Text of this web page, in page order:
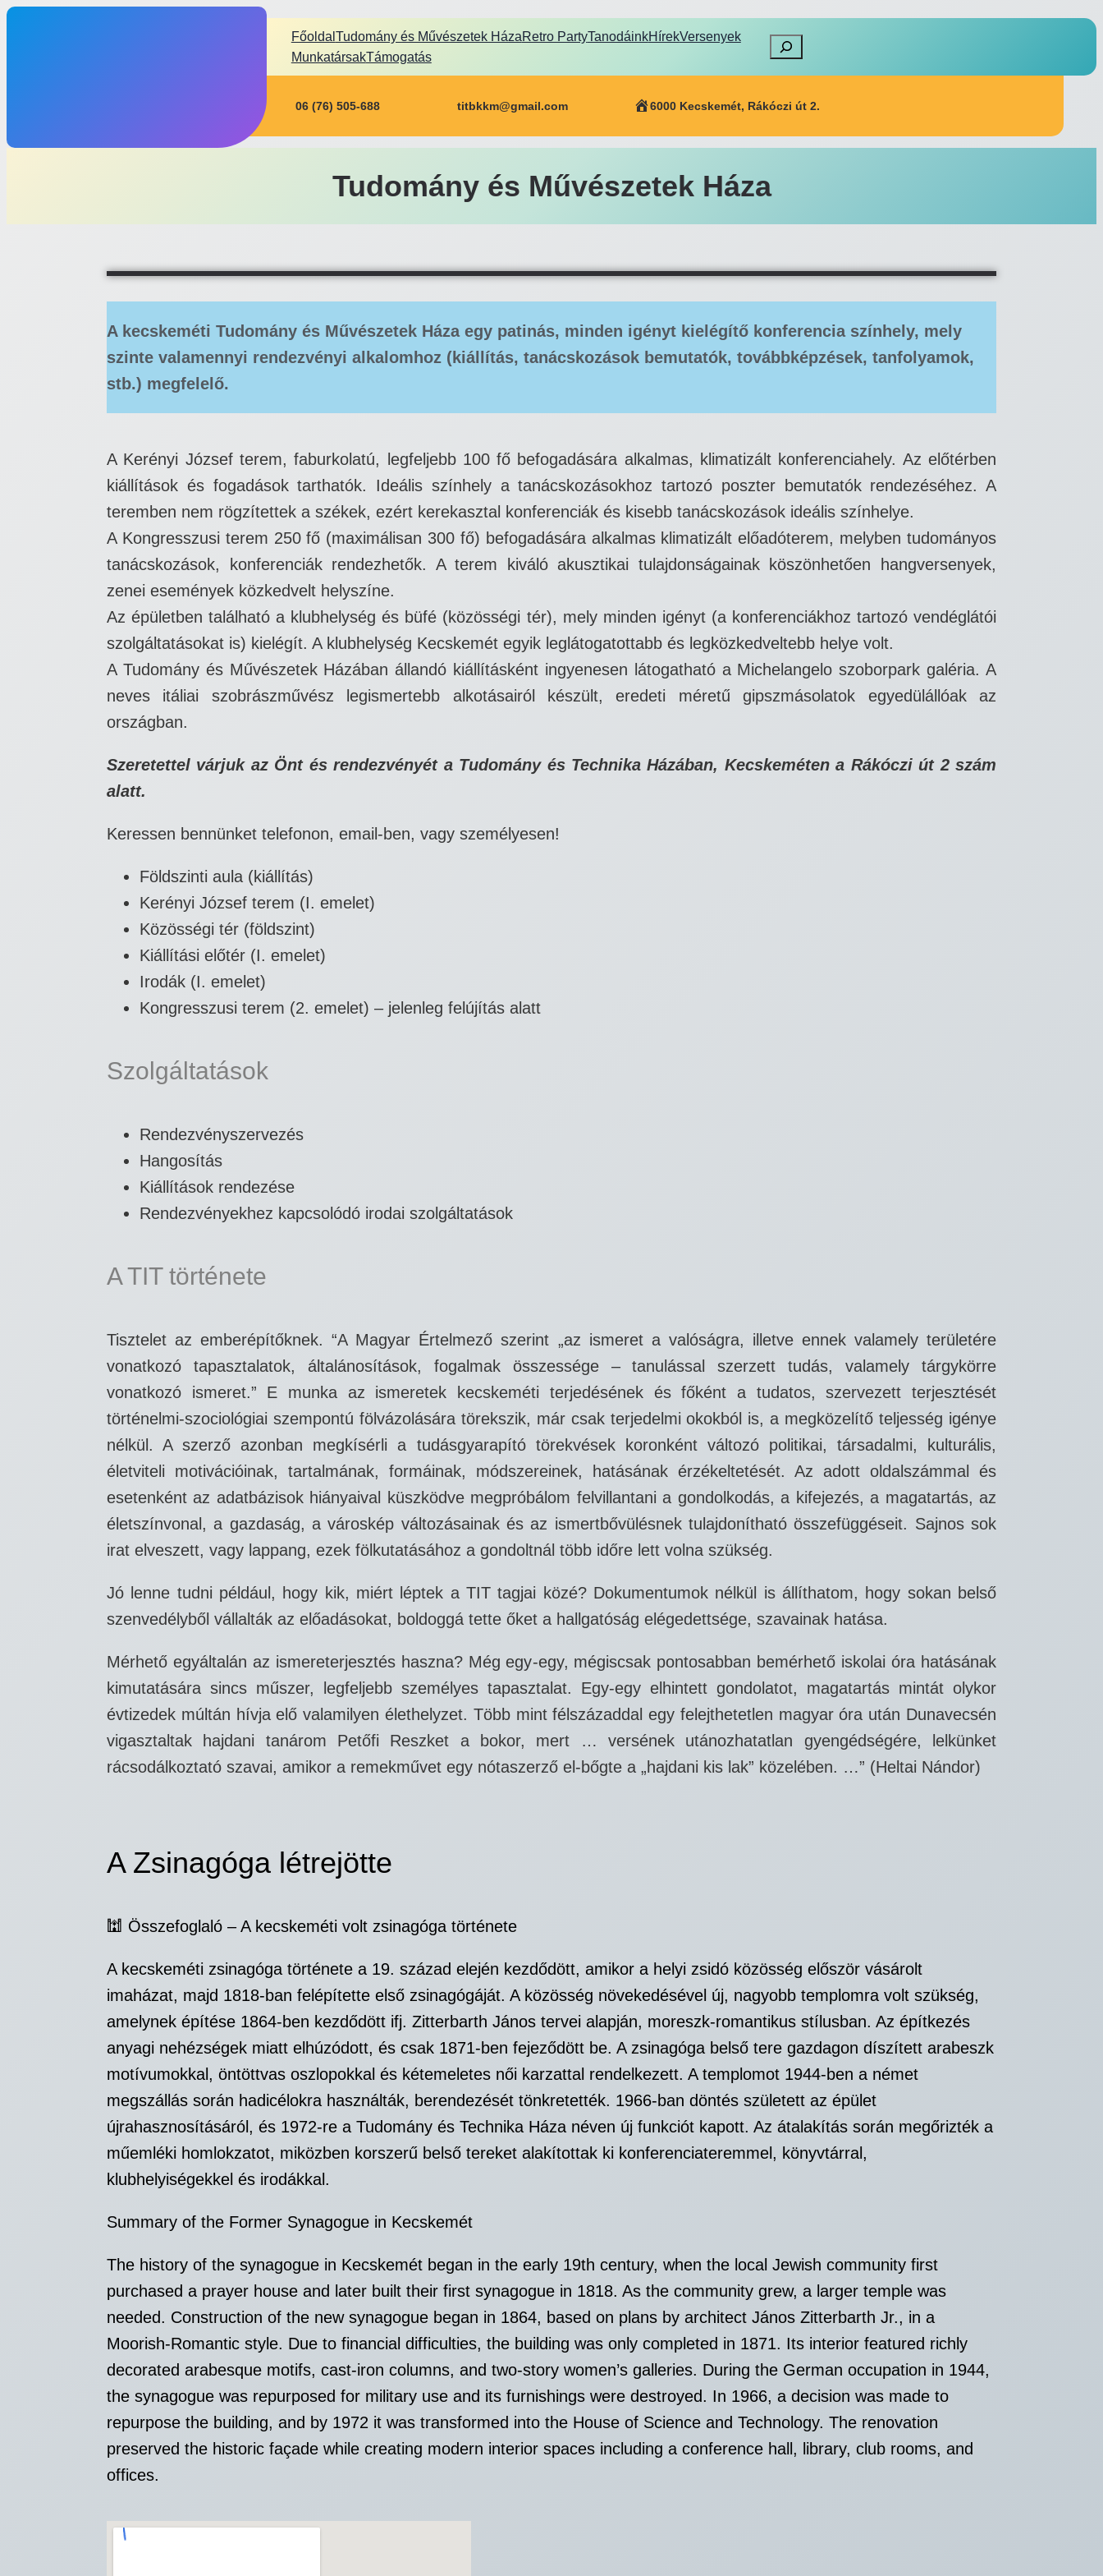
Főoldal Tudomány és Művészetek HázaRetro PartyTanodáinkHírekVersenyek
MunkatársakTámogatás
06 (76) 505-688 titbkkm@gmail.com 6000 Kecskemét, Rákóczi út 2.
Tudomány és Művészetek Háza
A kecskeméti Tudomány és Művészetek Háza egy patinás, minden igényt kielégítő konferencia színhely, mely
szinte valamennyi rendezvényi alkalomhoz (kiállítás, tanácskozások bemutatók, továbbképzések, tanfolyamok,
stb.) megfelelő.
A Kerényi József terem, faburkolatú, legfeljebb 100 fő befogadására alkalmas, klimatizált konferenciahely. Az előtérben
kiállítások és fogadások tarthatók. Ideális színhely a tanácskozásokhoz tartozó poszter bemutatók rendezéséhez. A
teremben nem rögzítettek a székek, ezért kerekasztal konferenciák és kisebb tanácskozások ideális színhelye.
A Kongresszusi terem 250 fő (maximálisan 300 fő) befogadására alkalmas klimatizált előadóterem, melyben tudományos
tanácskozások, konferenciák rendezhetők. A terem kiváló akusztikai tulajdonságainak köszönhetően hangversenyek,
zenei események közkedvelt helyszíne.
Az épületben található a klubhelység és büfé (közösségi tér), mely minden igényt (a konferenciákhoz tartozó vendéglátói
szolgáltatásokat is) kielégít. A klubhelység Kecskemét egyik leglátogatottabb és legközkedveltebb helye volt.
A Tudomány és Művészetek Házában állandó kiállításként ingyenesen látogatható a Michelangelo szoborpark galéria. A
neves itáliai szobrászművész legismertebb alkotásairól készült, eredeti méretű gipszmásolatok egyedülállóak az
országban.
Szeretettel várjuk az Önt és rendezvényét a Tudomány és Technika Házában, Kecskeméten a Rákóczi út 2 szám
alatt.
Keressen bennünket telefonon, email-ben, vagy személyesen!
Földszinti aula (kiállítás)
Kerényi József terem (I. emelet)
Közösségi tér (földszint)
Kiállítási előtér (I. emelet)
Irodák (I. emelet)
Kongresszusi terem (2. emelet) – jelenleg felújítás alatt
Szolgáltatások
Rendezvényszervezés
Hangosítás
Kiállítások rendezése
Rendezvényekhez kapcsolódó irodai szolgáltatások
A TIT története
Tisztelet az emberépítőknek. “A Magyar Értelmező szerint „az ismeret a valóságra, illetve ennek valamely területére
vonatkozó tapasztalatok, általánosítások, fogalmak összessége – tanulással szerzett tudás, valamely tárgykörre
vonatkozó ismeret.” E munka az ismeretek kecskeméti terjedésének és főként a tudatos, szervezett terjesztését
történelmi-szociológiai szempontú fölvázolására törekszik, már csak terjedelmi okokból is, a megközelítő teljesség igénye
nélkül. A szerző azonban megkísérli a tudásgyarapító törekvések koronként változó politikai, társadalmi, kulturális,
életviteli motivációinak, tartalmának, formáinak, módszereinek, hatásának érzékeltetését. Az adott oldalszámmal és
esetenként az adatbázisok hiányaival küszködve megpróbálom felvillantani a gondolkodás, a kifejezés, a magatartás, az
életszínvonal, a gazdaság, a városkép változásainak és az ismertbővülésnek tulajdonítható összefüggéseit. Sajnos sok
irat elveszett, vagy lappang, ezek fölkutatásához a gondoltnál több időre lett volna szükség.
Jó lenne tudni például, hogy kik, miért léptek a TIT tagjai közé? Dokumentumok nélkül is állíthatom, hogy sokan belső
szenvedélyből vállalták az előadásokat, boldoggá tette őket a hallgatóság elégedettsége, szavainak hatása.
Mérhető egyáltalán az ismereterjesztés haszna? Még egy-egy, mégiscsak pontosabban bemérhető iskolai óra hatásának
kimutatására sincs műszer, legfeljebb személyes tapasztalat. Egy-egy elhintett gondolatot, magatartás mintát olykor
évtizedek múltán hívja elő valamilyen élethelyzet. Több mint félszázaddal egy felejthetetlen magyar óra után Dunavecsén
vigasztaltak hajdani tanárom Petőfi Reszket a bokor, mert … versének utánozhatatlan gyengédségére, lelkünket
rácsodálkoztató szavai, amikor a remekművet egy nótaszerző el-bőgte a „hajdani kis lak” közelében. …” (Heltai Nándor)
A Zsinagóga létrejötte
🕍 Összefoglaló – A kecskeméti volt zsinagóga története
A kecskeméti zsinagóga története a 19. század elején kezdődött, amikor a helyi zsidó közösség először vásárolt
imaházat, majd 1818-ban felépítette első zsinagógáját. A közösség növekedésével új, nagyobb templomra volt szükség,
amelynek építése 1864-ben kezdődött ifj. Zitterbarth János tervei alapján, moreszk-romantikus stílusban. Az építkezés
anyagi nehézségek miatt elhúzódott, és csak 1871-ben fejeződött be. A zsinagóga belső tere gazdagon díszített arabeszk
motívumokkal, öntöttvas oszlopokkal és kétemeletes női karzattal rendelkezett. A templomot 1944-ben a német
megszállás során hadicélokra használták, berendezését tönkretették. 1966-ban döntés született az épület
újrahasznosításáról, és 1972-re a Tudomány és Technika Háza néven új funkciót kapott. Az átalakítás során megőrizték a
műemléki homlokzatot, miközben korszerű belső tereket alakítottak ki konferenciateremmel, könyvtárral,
klubhelyiségekkel és irodákkal.
Summary of the Former Synagogue in Kecskemét
The history of the synagogue in Kecskemét began in the early 19th century, when the local Jewish community first
purchased a prayer house and later built their first synagogue in 1818. As the community grew, a larger temple was
needed. Construction of the new synagogue began in 1864, based on plans by architect János Zitterbarth Jr., in a
Moorish-Romantic style. Due to financial difficulties, the building was only completed in 1871. Its interior featured richly
decorated arabesque motifs, cast-iron columns, and two-story women’s galleries. During the German occupation in 1944,
the synagogue was repurposed for military use and its furnishings were destroyed. In 1966, a decision was made to
repurpose the building, and by 1972 it was transformed into the House of Science and Technology. The renovation
preserved the historic façade while creating modern interior spaces including a conference hall, library, club rooms, and
offices.